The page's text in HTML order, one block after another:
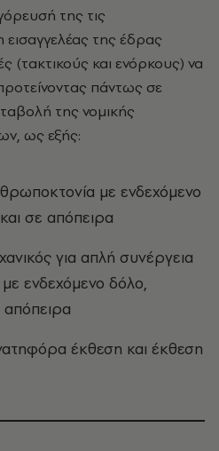
της τις
της έδρας
(τακτικούς και ενόρκους) να
πάντως σε
της νομικής
ως εξής:
με ενδεχόμενο
σε απόπειρα
για απλή συνέργεια
ενδεχόμενο δόλο,
απόπειρα
έκθεση και έκθεση